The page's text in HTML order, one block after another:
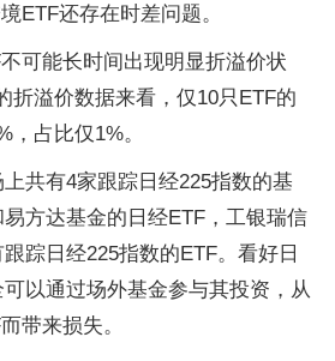
ETF还存在时差问题。
可能长时间出现明显折溢价状
折溢价数据来看，仅10只ETF的
占比仅1%。
共有4家跟踪日经225指数的基
方达基金的日经ETF，工银瑞信
踪日经225指数的ETF。看好日
以通过场外基金参与其投资，从
带来损失。